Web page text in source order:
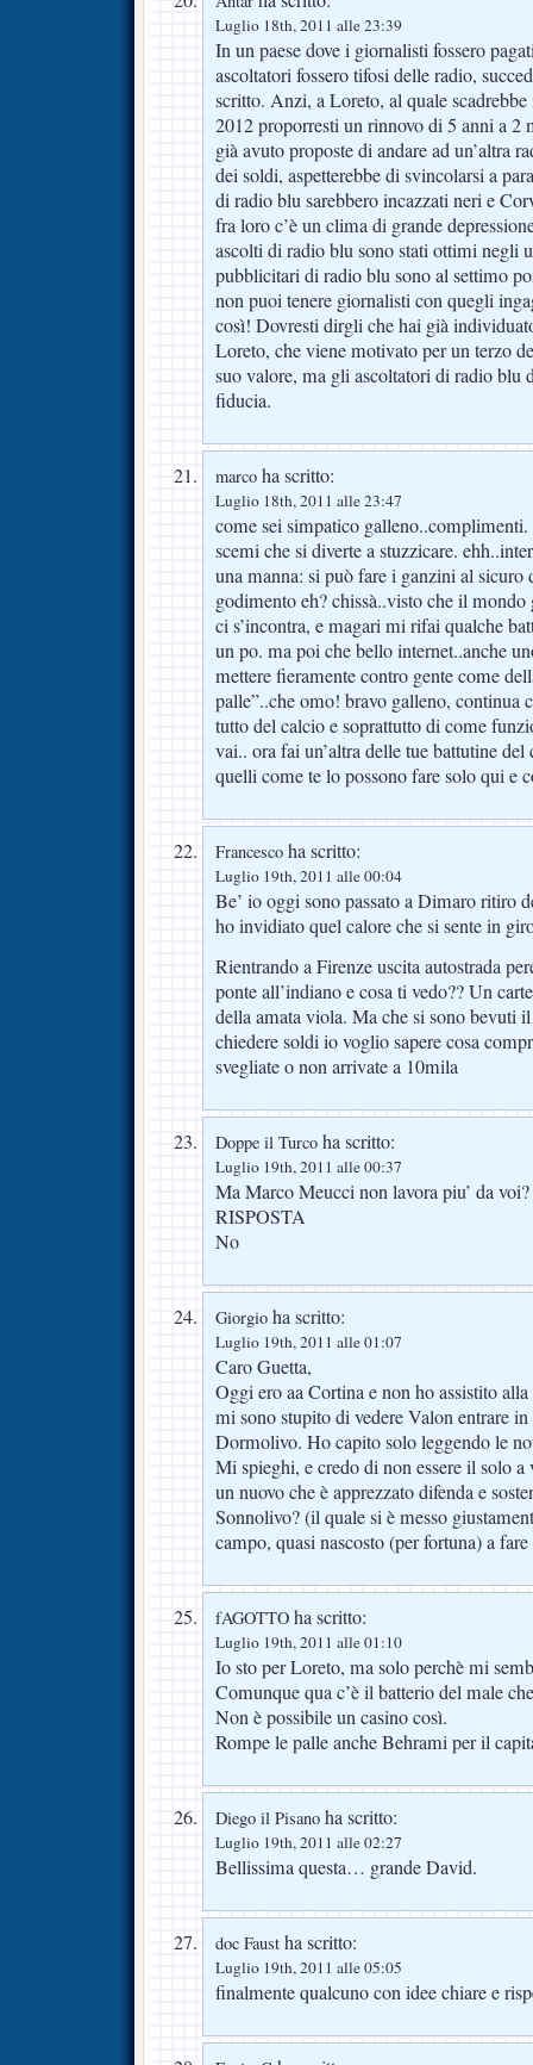
Luglio 18th, 2011 alle 23:39
In un paese dove i giornalisti fossero
ascoltatori fossero tifosi delle radio,
scritto. Anzi, a Loreto, al quale
2012 proporresti un rinnovo di 5 anni a
già avuto proposte di andare ad un’altra
dei soldi, aspetterebbe di svincolarsi a
di radio blu sarebbero incazzati neri e
fra loro c’è un clima di grande
ascolti di radio blu sono stati ottimi negli
pubblicitari di radio blu sono al settimo
non puoi tenere giornalisti con quegli
così! Dovresti dirgli che hai già
Loreto, che viene motivato per un terzo
suo valore, ma gli ascoltatori di radio blu
fiducia.
marco ha scritto:
Luglio 18th, 2011 alle 23:47
come sei simpatico
scemi che si diverte a stuzzicare.
una manna: si può fare i ganzini al sicuro
godimento eh? chissà..visto che il
ci s’incontra, e magari mi rifai qualche
un po. ma poi che bello internet..anche
mettere fieramente contro gente come
palle”..che omo! bravo galleno, continua
tutto del calcio e soprattutto di come
vai.. ora fai un’altra delle tue battutine
quelli come te lo possono fare solo qui e
Francesco ha scritto:
Luglio 19th, 2011 alle 00:04
Be’ io oggi sono passato a Dimaro ritiro
ho invidiato quel calore che si sente in
Rientrando a Firenze uscita autostrada
ponte all’indiano e cosa ti vedo?? Un
della amata viola. Ma che si sono bevuti
chiedere soldi io voglio sapere cosa
svegliate o non arrivate a 10mila
Doppe il Turco ha scritto:
Luglio 19th, 2011 alle 00:37
Ma Marco Meucci non lavora piu’ da voi?
RISPOSTA
No
Giorgio ha scritto:
Luglio 19th, 2011 alle 01:07
Caro Guetta,
Oggi ero aa Cortina e non ho assistito
mi sono stupito di vedere Valon entrare
Dormolivo. Ho capito solo leggendo le
Mi spieghi, e credo di non essere il solo
un nuovo che è apprezzato difenda e
Sonnolivo? (il quale si è messo
campo, quasi nascosto (per fortuna) a
fAGOTTO ha scritto:
Luglio 19th, 2011 alle 01:10
Io sto per Loreto, ma solo perchè mi
Comunque qua c’è il batterio del male
Non è possibile un casino così.
Rompe le palle anche Behrami per il
Diego il Pisano ha scritto:
Luglio 19th, 2011 alle 02:27
Bellissima questa… grande David.
doc Faust ha scritto:
Luglio 19th, 2011 alle 05:05
finalmente qualcuno con idee chiare e